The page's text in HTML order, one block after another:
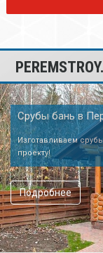
Срубы домов в
Качественные
Подробнее